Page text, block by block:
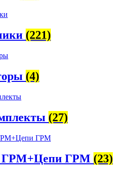
(221)
(4)
(27)
ГРМ+Цепи ГРМ (23)